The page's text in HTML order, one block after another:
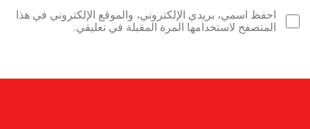
احفظ اسمي، بريدي الإلكتروني، والموقع الإلكتروني في هذا
المتصفح لاستخدامها المرة المقبلة في تعليقي.